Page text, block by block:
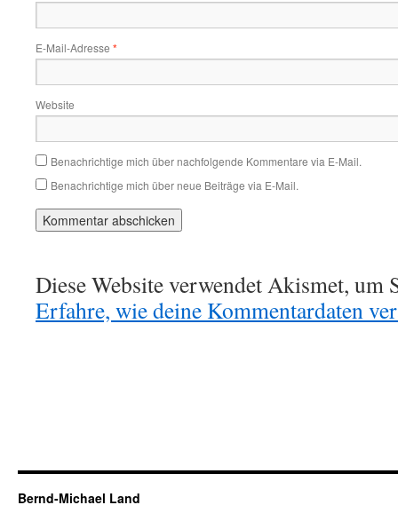
E-Mail-Adresse *
Website
Benachrichtige mich über nachfolgende Kommentare via E-Mail.
Benachrichtige mich über neue Beiträge via E-Mail.
Diese Website verwendet Akismet, um
Erfahre, wie deine Kommentardaten
Bernd-Michael Land